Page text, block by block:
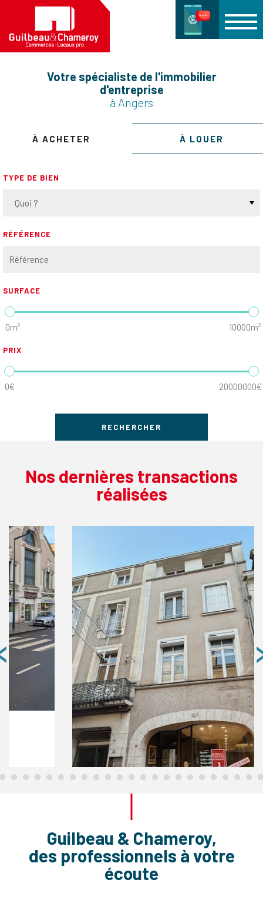
Votre spécialiste de l'immobilier
d'entreprise
à Angers
À ACHETER À LOUER
TYPE DE BIEN
Quoi ?
RÉFÉRENCE
SURFACE
0m² 10000m²
PRIX
0€ 20000000€
Nos dernières transactions
réalisées
LOCAL COMMERCIAL HYPER CENTRE
Guilbeau & Chameroy,
des professionnels à votre
écoute